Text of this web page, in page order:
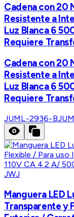
Cadena con 20
Resistente a
Luz Blanca 6
Requiere
Cadena con 20
Resistente a
Luz Blanca 6
Requiere
JUML-2936-B
JWJ
Manguera LED
Transparente y